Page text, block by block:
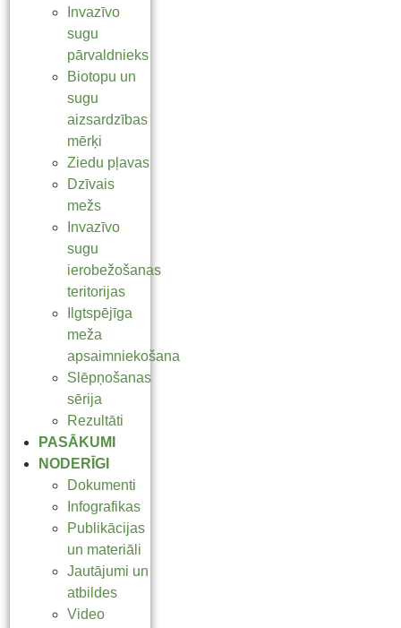
Invazīvo
sugu
pārvaldnieks
Biotopu un
sugu
aizsardzības
mērķi
Ziedu pļavas
Dzīvais
mežs
Invazīvo
sugu
ierobežošanas
teritorijas
Ilgtspējīga
meža
apsaimniekošana
Slēpņošanas
sērija
Rezultāti
PASĀKUMI
NODERĪGI
Dokumenti
Infografikas
Publikācijas
un materiāli
Jautājumi un
atbildes
Video